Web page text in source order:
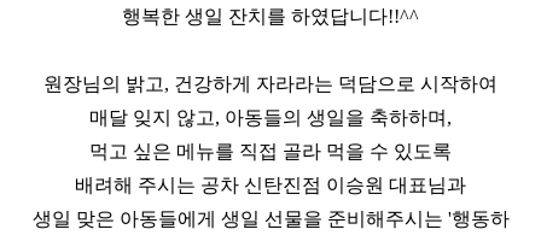
행복한 생일 잔치를 하였답니다!!^^
원장님의 밝고, 건강하게 자라라는 덕담으로 시작하여
매달 잊지 않고, 아동들의 생일을 축하하며 ,
먹고 싶은 메뉴를 직접 골라 먹을 수 있도록
배려해 주시는 공차 신탄진점 이승원 대표님과
생일 맞은 아동들에게 생일 선물을 준비해주시는 '행동하